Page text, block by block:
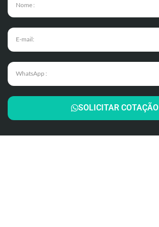
SOLICITAR COTAÇÃO